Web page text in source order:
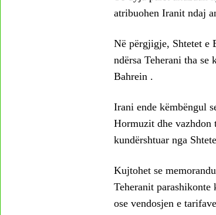
atribuohen Iranit ndaj
Në përgjigje, Shtetet e
ndërsa Teherani tha
Bahrein .
Irani ende këmbëngul
Hormuzit dhe vazhdon
kundërshtuar nga
Kujtohet se
Teheranit
ose vendosjen e